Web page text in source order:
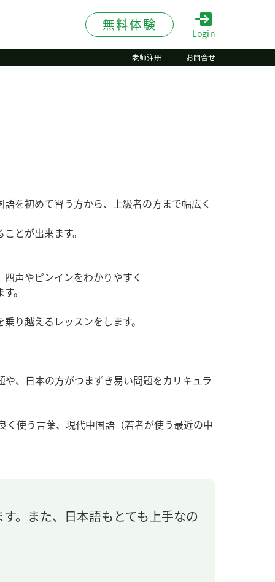
無料体験
Login
老师注册 お問合せ
を初めて習う方から、上級者の方まで幅広く
とが出来ます。
声やピンインをわかりやすく
。
り越えるレッスンをします。
、日本の方がつまずき易い問題をカリキュラ
く使う言葉、現代中国語（若者が使う最近の中
。また、日本語もとても上手なの